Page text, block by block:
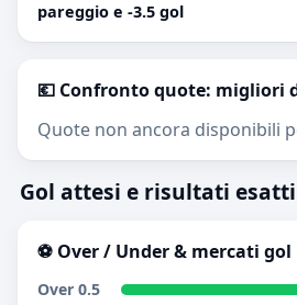
pareggio e -3.5 gol
💶 Confronto quote: migliori
Quote non ancora disponibili
Gol attesi e risultati esatti
⚽ Over / Under & mercati gol
Over 0.5